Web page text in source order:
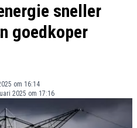
sneller
goedkoper
om 16:14
2025 om 17:16